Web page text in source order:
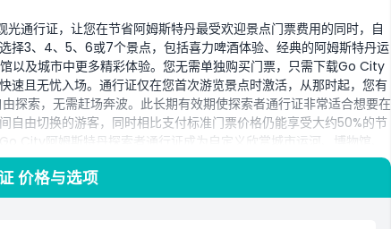
通行证，让您在节省阿姆斯特丹最受欢迎景点门票费用的同时，自
择3、4、5、6或7个景点，包括喜力啤酒体验、经典的阿姆斯特丹运
以及城市中更多精彩体验。您无需单独购买门票，只需下载Go City
速且无忧入场。通行证仅在您首次游览景点时激活，从那时起，您有
探索，无需赶场奔波。此长期有效期使探索者通行证非常适合想要在
自由切换的游客，同时相比支付标准门票价格仍能享受大约50%的节
City阿姆斯特丹探索者通行证成为自定义欣赏城市运河、博物馆、
价格与选项